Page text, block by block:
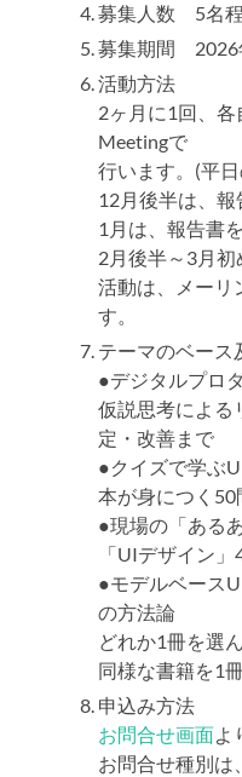
募集人数 5名
募集期間 2026
活動方法
2ヶ月に1回、
Meetingで
行います。(平
12月後半は、報
1月は、報告書
2月後半～3月初
活動は、メーリ
す。
テーマのベース
●デジタルプロ
仮説思考による
定・改善まで
●クイズで学ぶ
本が身につく50
●現場の「ある
「UIデザイン
●モデルベース
の方法論
どれか1冊を選
同様な書籍を1
申込み方法
お問合せ画面よ
お問合せ種別は